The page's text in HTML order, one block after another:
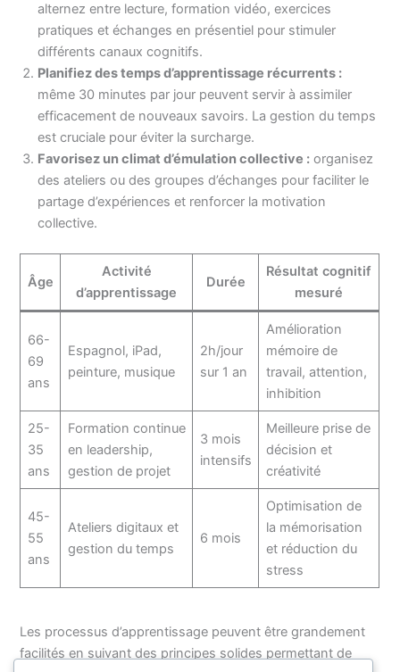
alternez entre lecture, formation vidéo, exercices
pratiques et échanges en présentiel pour stimuler
différents canaux cognitifs.
Planifiez des temps d’apprentissage récurrents :
même 30 minutes par jour peuvent servir à assimiler
efficacement de nouveaux savoirs. La gestion du temps
est cruciale pour éviter la surcharge.
Favorisez un climat d’émulation collective : organisez
des ateliers ou des groupes d’échanges pour faciliter le
partage d’expériences et renforcer la motivation
collective.
Âge
Activité
d’apprentissage
Durée
Résultat cognitif
mesuré
66-
69
ans
Espagnol, iPad,
peinture, musique
2h/jour
sur 1 an
Amélioration
mémoire de
travail, attention,
inhibition
25-
35
ans
Formation continue
en leadership,
gestion de projet
3 mois
intensifs
Meilleure prise de
décision et
créativité
45-
55
ans
Ateliers digitaux et
gestion du temps
6 mois
Optimisation de
la mémorisation
et réduction du
stress
Les processus d’apprentissage peuvent être grandement
facilités en suivant des principes solides permettant de